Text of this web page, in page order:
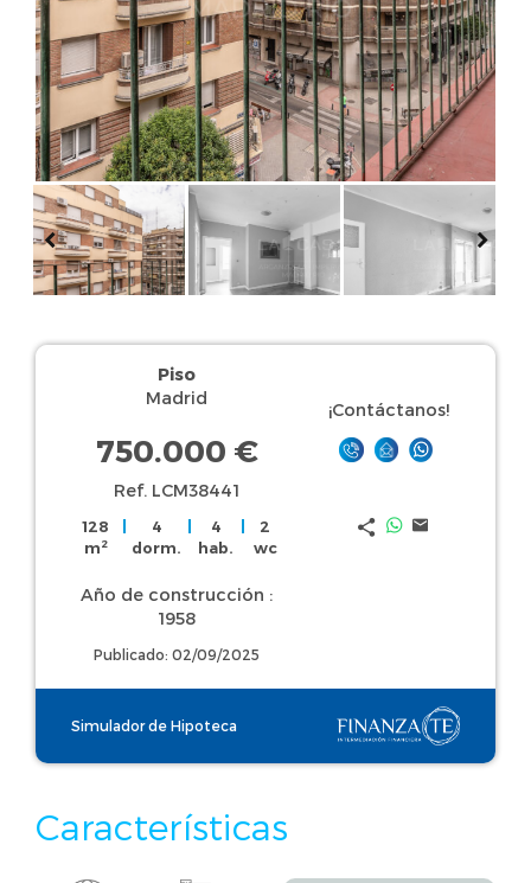
Piso
Madrid
750.000 €
Ref. LCM38441
128
m2
4
dorm.
4
hab.
2
wc
Año de construcción :
1958
Publicado: 02/09/2025
¡Contáctanos!
Simulador de Hipoteca
Características